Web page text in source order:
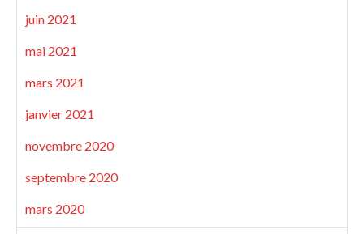
juin 2021
mai 2021
mars 2021
janvier 2021
novembre 2020
septembre 2020
mars 2020